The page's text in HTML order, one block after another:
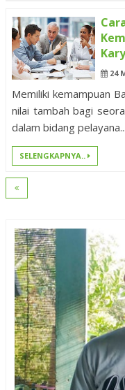
24
Memiliki kemampuan
nilai tambah bagi
dalam bidang pelayana...
SELENGKAPNYA..